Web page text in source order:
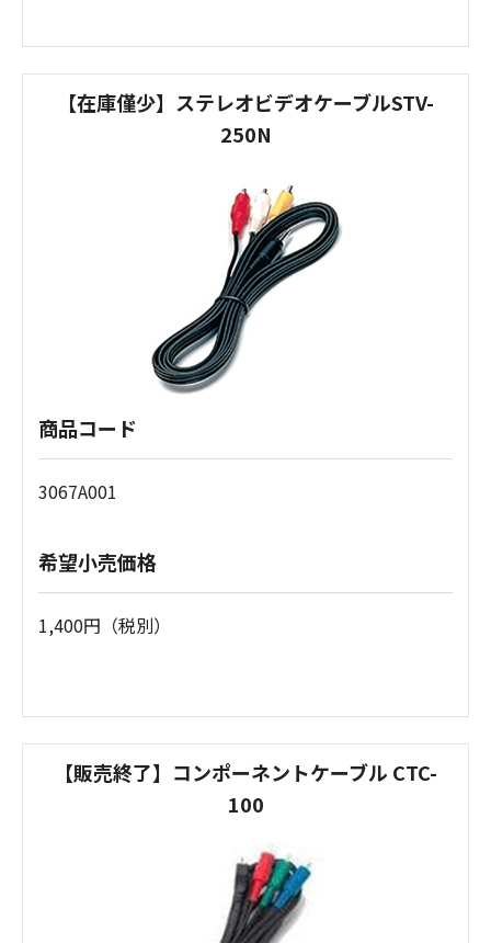
【在庫僅少】ステレオビデオケーブルSTV-
250N
商品コード
3067A001
希望小売価格
1,400円（税別）
【販売終了】コンポーネントケーブル CTC-
100